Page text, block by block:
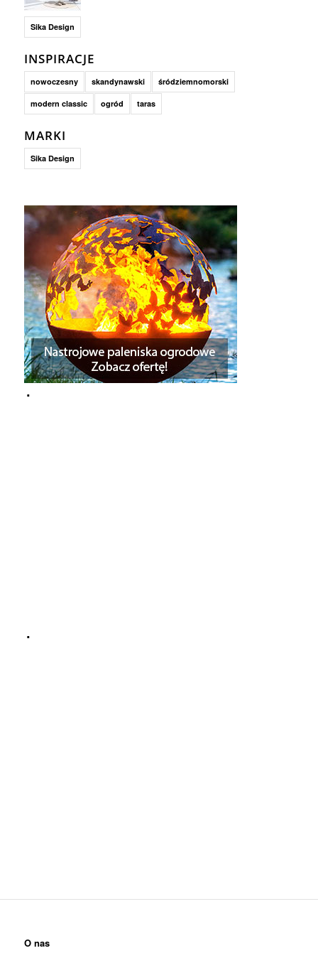
Sika Design
INSPIRACJE
nowoczesny skandynawski śródziemnomorski
modern classic ogród taras
MARKI
Sika Design
O nas